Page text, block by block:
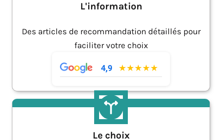
L'information
Des articles de recommandation détaillés pour
faciliter votre choix
4,9 ★★★★★
Le choix